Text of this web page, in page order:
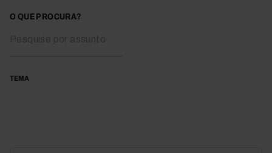
O QUE PROCURA?
TEMA